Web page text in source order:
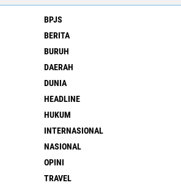
BPJS
BERITA
BURUH
DAERAH
DUNIA
HEADLINE
HUKUM
INTERNASIONAL
NASIONAL
OPINI
TRAVEL